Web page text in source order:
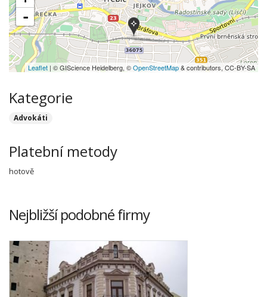
-
Leaflet | © GIScience Heidelberg, ©OpenStreetMap& contributors, CC-BY-SA
Kategorie
Advokáti
Platební metody
hotově
Nejbližší podobné firmy